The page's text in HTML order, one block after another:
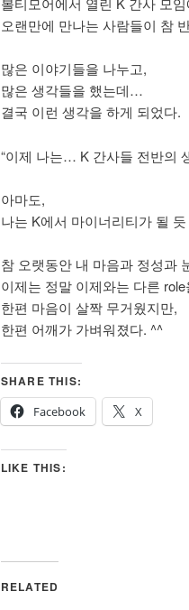
오랜만에 만나는 사람들이 참
많은 이야기들을 나누고,
많은 생각들을 했는데…
결국 이런 생각을 하게 되었다.
“이제 나는… K 간사들 전반의
아마도,
나는 K에서 마이너리티가 될
참 오랫동안 내 마음과 정성과
이제는 정말 이제와는 다른
한편 마음이 살짝 무거웠지만,
한편 어깨가 가벼워졌다. ^^
SHARE THIS:
Facebook
X
LIKE THIS:
RELATED